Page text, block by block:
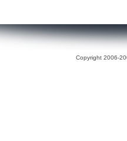
Copyright 2006-